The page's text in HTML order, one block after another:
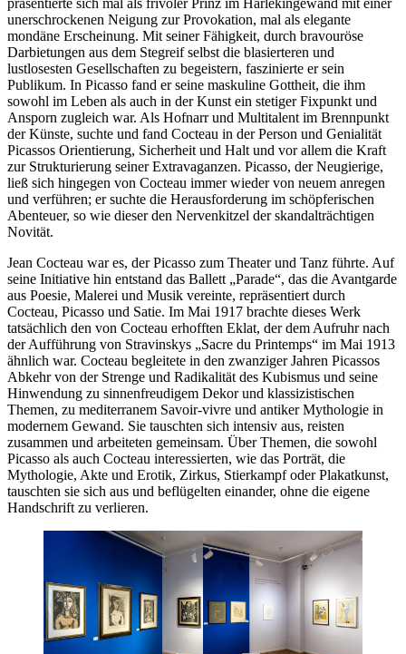
unerschrockenen Neigung zur Provokation, mal als elegante
mondäne Erscheinung. Mit seiner Fähigkeit, durch bravouröse
Darbietungen aus dem Stegreif selbst die blasierteren und
lustlosesten Gesellschaften zu begeistern, faszinierte er sein
Publikum. In Picasso fand er seine maskuline Gottheit, die ihm
sowohl im Leben als auch in der Kunst ein stetiger Fixpunkt und
Ansporn zugleich war. Als Hofnarr und Multitalent im Brennpunkt
der Künste, suchte und fand Cocteau in der Person und Genialität
Picassos Orientierung, Sicherheit und Halt und vor allem die Kraft
zur Strukturierung seiner Extravaganzen. Picasso, der Neugierige,
ließ sich hingegen von Cocteau immer wieder von neuem anregen
und verführen; er suchte die Herausforderung im schöpferischen
Abenteuer, so wie dieser den Nervenkitzel der skandalträchtigen
Novität.
Jean Cocteau war es, der Picasso zum Theater und Tanz führte. Auf
seine Initiative hin entstand das Ballett „Parade“, das die Avantgarde
aus Poesie, Malerei und Musik vereinte, repräsentiert durch
Cocteau, Picasso und Satie. Im Mai 1917 brachte dieses Werk
tatsächlich den von Cocteau erhofften Eklat, der dem Aufruhr nach
der Aufführung von Stravinskys „Sacre du Printemps“ im Mai 1913
ähnlich war. Cocteau begleitete in den zwanziger Jahren Picassos
Abkehr von der Strenge und Radikalität des Kubismus und seine
Hinwendung zu sinnenfreudigem Dekor und klassizistischen
Themen, zu mediterranem Savoir-vivre und antiker Mythologie in
modernem Gewand. Sie tauschten sich intensiv aus, reisten
zusammen und arbeiteten gemeinsam. Über Themen, die sowohl
Picasso als auch Cocteau interessierten, wie das Porträt, die
Mythologie, Akte und Erotik, Zirkus, Stierkampf oder Plakatkunst,
tauschten sie sich aus und beflügelten einander, ohne die eigene
Handschrift zu verlieren.